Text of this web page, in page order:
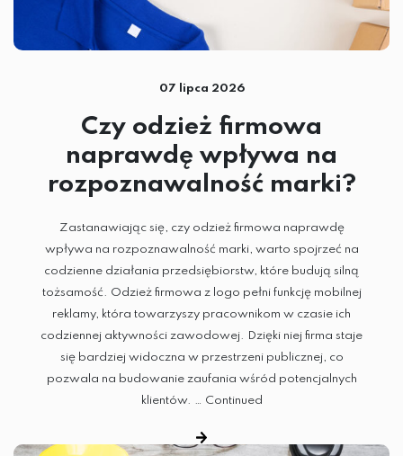
HAFT KOMPUTEROWY
TERMOTRANSFER
SUBLIMACJA
DTG
SITODRUK
CZAPKI
GADŻETY
ODZIEŻ
07 lipca 2026
Czy odzież firmowa
naprawdę wpływa na
rozpoznawalność marki?
Zastanawiając się, czy odzież firmowa naprawdę
wpływa na rozpoznawalność marki, warto spojrzeć na
codzienne działania przedsiębiorstw, które budują silną
tożsamość. Odzież firmowa z logo pełni funkcję mobilnej
reklamy, która towarzyszy pracownikom w czasie ich
codziennej aktywności zawodowej. Dzięki niej firma staje
się bardziej widoczna w przestrzeni publicznej, co
pozwala na budowanie zaufania wśród potencjalnych
klientów. … Continued